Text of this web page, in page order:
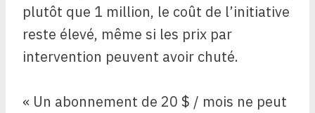
plutôt que 1 million, le coût de l’initiative
reste élevé, même si les prix par
intervention peuvent avoir chuté.
« Un abonnement de 20 $ / mois ne peut